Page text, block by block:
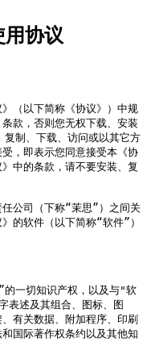
用协议
（以下简称《协议》）中规
款，否则您无权下载、安装
制、下载、访问或以其它方
，即表示您同意接受本《协
中的条款，请不要安装、复
公司（下称“茉思”）之间关
的软件（以下简称“软件”）
的一切知识产权，以及与"软
表述及其组合、图标、图
有关数据、附加程序、印刷
国际著作权条约以及其他知